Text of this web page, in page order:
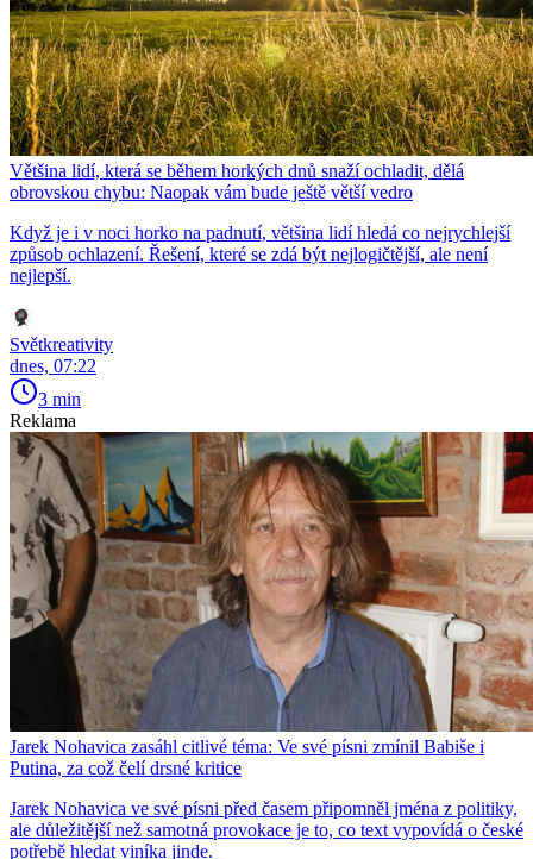
Většina lidí, která se během horkých dnů snaží ochladit, dělá
obrovskou chybu: Naopak vám bude ještě větší vedro
Když je i v noci horko na padnutí, většina lidí hledá co nejrychlejší
způsob ochlazení. Řešení, které se zdá být nejlogičtější, ale není
nejlepší.
Světkreativity
dnes, 07:22
3 min
Reklama
Jarek Nohavica zasáhl citlivé téma: Ve své písni zmínil Babiše i
Putina, za což čelí drsné kritice
Jarek Nohavica ve své písni před časem připomněl jména z politiky,
ale důležitější než samotná provokace je to, co text vypovídá o české
potřebě hledat viníka jinde.